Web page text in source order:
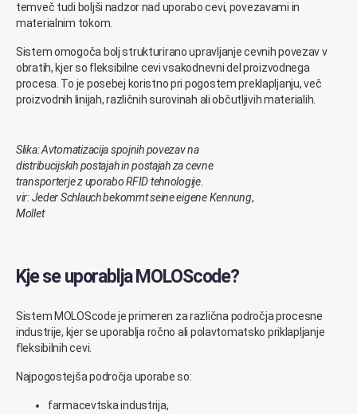
temveč tudi boljši nadzor nad uporabo cevi, povezavami in
materialnim tokom.
Sistem omogoča bolj strukturirano upravljanje cevnih povezav v
obratih, kjer so fleksibilne cevi vsakodnevni del proizvodnega
procesa. To je posebej koristno pri pogostem preklapljanju, več
proizvodnih linijah, različnih surovinah ali občutljivih materialih.
Slika: Avtomatizacija spojnih povezav na
distribucijskih postajah in postajah za cevne
transporterje z uporabo RFID tehnologije.
vir: Jeder Schlauch bekommt seine eigene Kennung,
Mollet
Kje se uporablja MOLOScode?
Sistem MOLOScode je primeren za različna področja procesne
industrije, kjer se uporablja ročno ali polavtomatsko priklapljanje
fleksibilnih cevi.
Najpogostejša področja uporabe so:
farmacevtska industrija,